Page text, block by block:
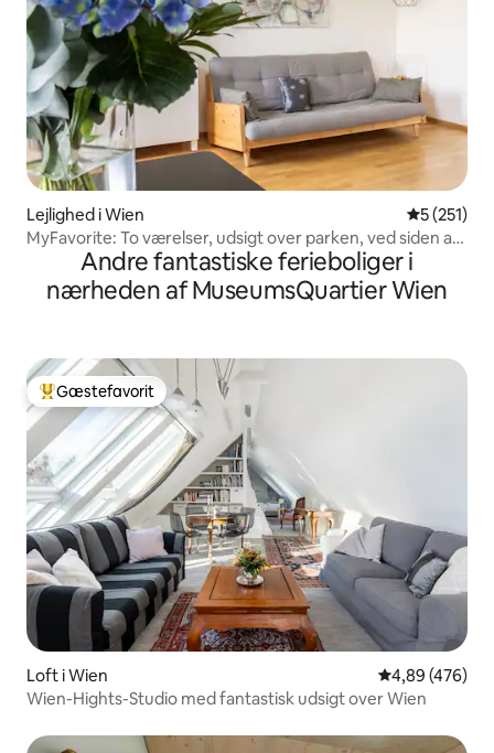
Lejlighed i Wien 5 ud af 5 i
5 (251)
MyFavorite: To værelser, udsigt over parken, ved siden af
metroen, aircondition
Andre fantastiske ferieboliger i
nærheden af MuseumsQuartier Wien
Bedste gæstefavorit
Gæstefavorit
Loft i Wien 4,89 ud af 5 i
4,89 (476)
Wien-Hights-Studio med fantastisk udsigt over Wien